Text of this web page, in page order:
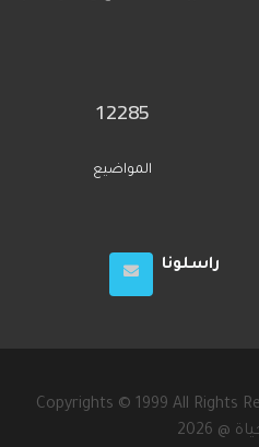
12285
المواضيع
راسلونا
Copyrights © 1999 All Rights
حياة